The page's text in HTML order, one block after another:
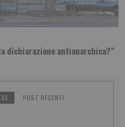
dichiarazione antianarchica?”
POST RECENTI